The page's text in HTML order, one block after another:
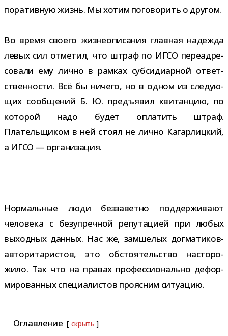
по­ра­тив­ную жизнь. Мы хотим пого­во­рить о другом.
Во время сво­его жиз­не­опи­са­ния глав­ная надежда
левых сил отме­тил, что штраф по ИГСО пере­ад­ре­
со­вали ему лично в рам­ках суб­си­диар­ной ответ­
ствен­но­сти. Всё бы ничего, но в одном из сле­ду­ю­
щих сооб­ще­ний Б. Ю. предъ­явил кви­тан­цию, по
кото­рой надо будет опла­тить штраф.
Плательщиком в ней стоял не лично Кагарлицкий,
а ИГСО — организация.
Нормальные люди без­за­ветно под­дер­жи­вают
чело­века с без­упреч­ной репу­та­цией при любых
выход­ных дан­ных. Нас же, зам­ше­лых догматиков-​
авторитаристов, это обсто­я­тель­ство насто­ро­
жило. Так что на пра­вах про­фес­си­о­нально дефор­
ми­ро­ван­ных спе­ци­а­ли­стов про­яс­ним ситуацию.
Оглавление скрыть